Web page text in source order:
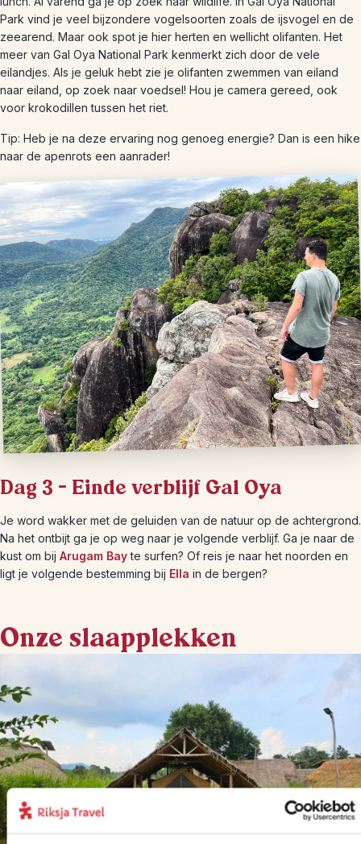
Park vind je veel bijzondere vogelsoorten zoals de ijsvogel en de
zeearend. Maar ook spot je hier herten en wellicht olifanten. Het
meer van Gal Oya National Park kenmerkt zich door de vele
eilandjes. Als je geluk hebt zie je olifanten zwemmen van eiland
naar eiland, op zoek naar voedsel! Hou je camera gereed, ook
voor krokodillen tussen het riet.
Tip: Heb je na deze ervaring nog genoeg energie? Dan is een hike
naar de apenrots een aanrader!
Dag 3 – Einde verblijf Gal Oya
Je word wakker met de geluiden van de natuur op de achtergrond.
Na het ontbijt ga je op weg naar je volgende verblijf. Ga je naar de
kust om bij Arugam Bayte surfen? Of reis je naar het noorden en
ligt je volgende bestemming bij Ella in de bergen?
Onze slaapplekken